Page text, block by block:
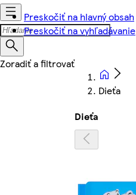
Preskočiť na hlavný obsah
Preskočiť na vyhľadávanie
Dieťa
Dieťa